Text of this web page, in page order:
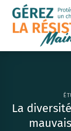
Skip
content
La